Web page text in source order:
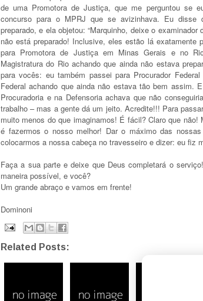
de uma Promotora de Justiça, que me perguntou se
concurso para o MPRJ que se avizinhava. Eu disse
preparado, e ela objetou: “Marquinho, deixe o examinador
não está preparado! Inclusive, eles estão lá exatamente
para Promotora de Justiça em Minas Gerais e no
Magistratura do Rio achando que ainda não estava
para vocês: eu também passei para Procurador
Federal achando que ainda não estava tão bem assim.
Procuradoria e na Defensoria achava que não
trabalho – mas a gente dá um jeito. Acredite!!! Para
muito menos do que imaginamos! É fácil? Claro que não!
é fazermos o nosso melhor! Dar o máximo das
colocarmos a nossa cabeça no travesseiro e dizer: eu fiz
Faça a sua parte e deixe que Deus completará o
maneira possível, e você?
Um grande abraço e vamos em frente!
Dominoni
Related Posts: